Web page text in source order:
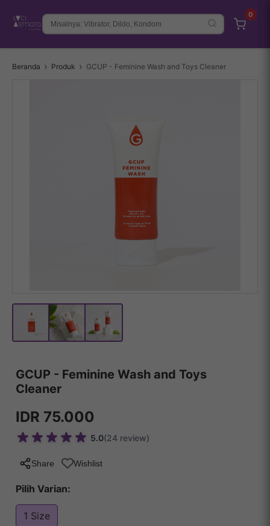
0
Beranda Produk GCUP - Feminine Wash and Toys Cleaner
GCUP - Feminine Wash and Toys
Cleaner
IDR 75.000
5.0(24 review)
Share Wishlist
Pilih Varian:
1 Size